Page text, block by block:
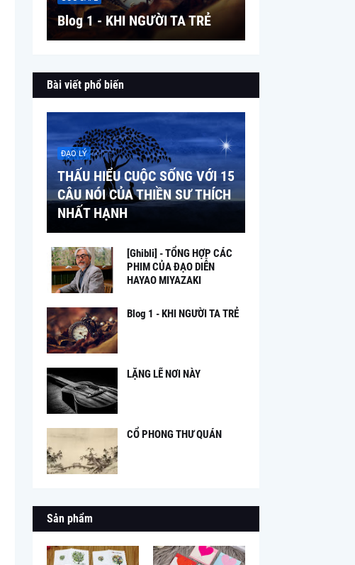
Blog 1 - KHI NGƯỜI TA TRẺ
Bài viết phổ biến
ĐẠO LÝ
THẤU HIỂU CUỘC SỐNG VỚI 15
CÂU NÓI CỦA THIỀN SƯ THÍCH
NHẤT HẠNH
[Ghibli] - TỔNG HỢP CÁC
PHIM CỦA ĐẠO DIỄN
HAYAO MIYAZAKI
Blog 1 - KHI NGƯỜI TA TRẺ
LẶNG LẼ NƠI NÀY
CỔ PHONG THƯ QUÁN
Sản phẩm